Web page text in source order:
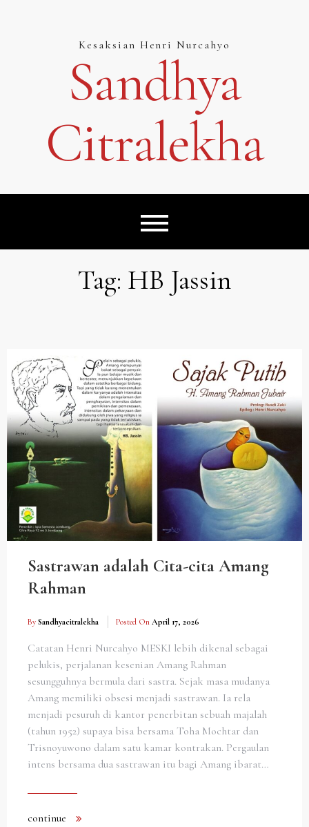
Kesaksian Henri Nurcahyo
Sandhya
Citralekha
Tag: HB Jassin
Sastrawan adalah Cita-cita Amang
Rahman
By Sandhyacitralekha Posted On April 17, 2026
Catatan Henri Nurcahyo MESKI lebih dikenal sebagai
pelukis, perjalanan kesenian Amang Rahman
sesungguhnya bermula dari sastra. Sejak masa mudanya
Amang memiliki obsesi menjadi sastrawan. Ia rela
menjadi pesuruh di kantor penerbitan sebuah majalah
(tahun 1952) supaya bisa bersama Toha Mochtar dan
Trisnoyuwono dalam satu kamar kontrakan. Pergaulan
intens bersama dua sastrawan itu bagi Amang ibarat…
continue